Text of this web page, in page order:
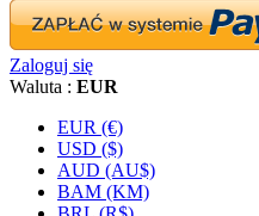
Zaloguj się
Waluta : EUR
EUR (€)
USD ($)
AUD (AU$)
BAM (KM)